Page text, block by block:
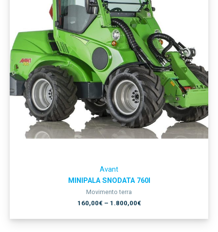
Avant
MINIPALA SNODATA 760I
Movimento terra
160,00€– 1.800,00€